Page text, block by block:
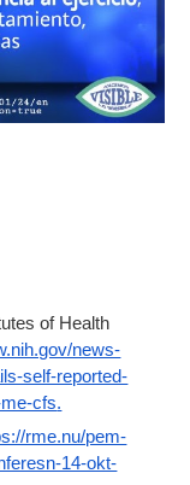
of Health
news-
self-reported-
cfs.
rme.nu/pem-
14-okt-